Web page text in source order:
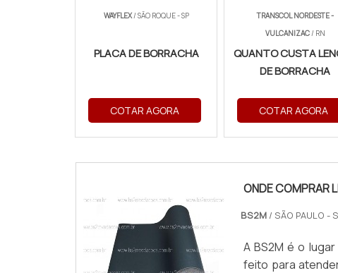
WAYFLEX/ SÃO ROQUE - SP
PLACA DE BORRACHA
COTAR AGORA
TRANSCOL NORDESTE -
VULCANIZAC/ RN
QUANTO CUSTA
DE BORRACHA
COTAR AGORA
ONDE COMPRAR
BS2M / SÃO PAULO -
A BS2M é o
feito para